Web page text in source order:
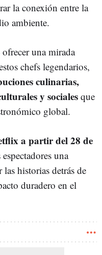
la conexión entre la
ambiente.
una mirada
chefs legendarios,
culinarias,
y sociales que
global.
a partir del 28 de
una
historias detrás de
duradero en el